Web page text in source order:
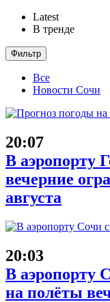
Latest
В тренде
Фильтр
Все
Новости Сочи
20:07
В аэропорту
вечерние
августа
20:03
В аэропорту
на полёты